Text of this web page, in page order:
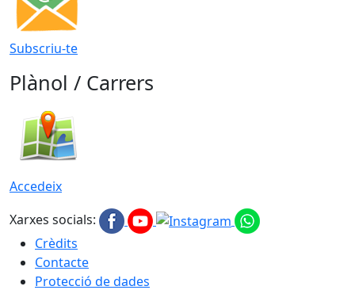
Subscriu-te
Plànol / Carrers
Accedeix
Xarxes socials:
Crèdits
Contacte
Protecció de dades